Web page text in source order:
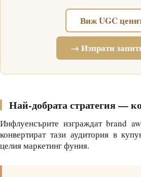
Виж UGC
→ Изпрати
Най-добрата стратегия —
Инфлуенсърите изграждат brand
конвертират тази аудитория в
целия маркетинг фуния.